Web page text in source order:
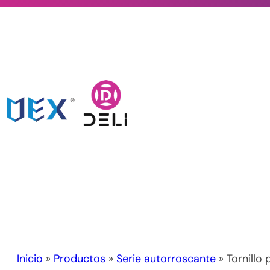
Inicio » Productos » Serie autorroscante» Tornillo